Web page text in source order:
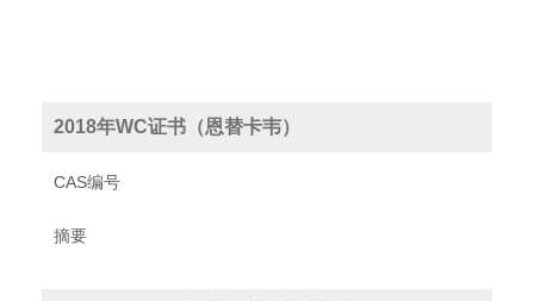
2018年WC证书（恩替卡韦）
CAS编号
摘要